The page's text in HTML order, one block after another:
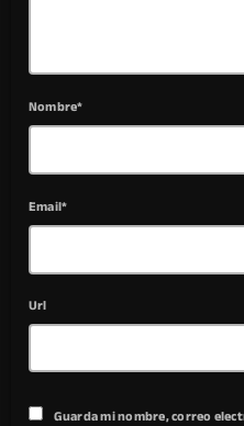
Nombre*
Email*
Url
Guarda mi nombre, correo